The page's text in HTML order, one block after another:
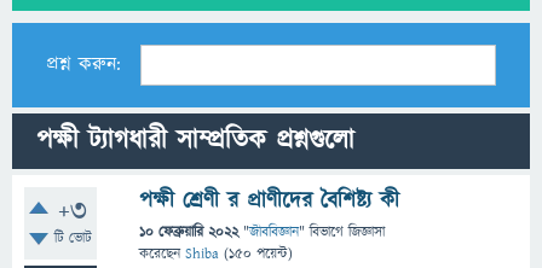
প্রশ্ন করুন:
পক্ষী ট্যাগধারী সাম্প্রতিক প্রশ্নগুলো
+3
টি ভোট
পক্ষী শ্রেণী র প্রাণীদের বৈশিষ্ট্য কী
10 ফেব্রুয়ারি 2022 "জীববিজ্ঞান" বিভাগে জিজ্ঞাসা
করেছেনShiba (150 পয়েন্ট)